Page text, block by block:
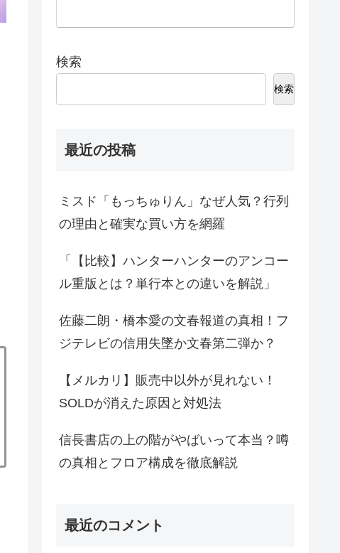
検索
検索
最近の投稿
ミスド「もっちゅりん」なぜ人気？行列
の理由と確実な買い方を網羅
「【比較】ハンターハンターのアンコー
ル重版とは？単行本との違いを解説」
佐藤二朗・橋本愛の文春報道の真相！フ
ジテレビの信用失墜か文春第二弾か？
【メルカリ】販売中以外が見れない！
SOLDが消えた原因と対処法
信長書店の上の階がやばいって本当？噂
の真相とフロア構成を徹底解説
最近のコメント